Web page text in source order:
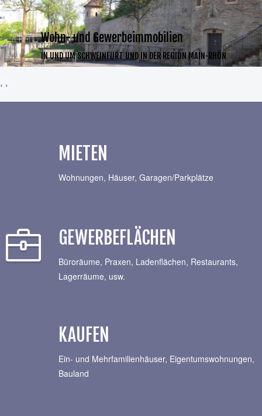
Wohn- und Gewerbeimmobilien
IN UND UM SCHWEINFURT UND IN DER REGION MAIN-RHÖN
‹ ›
MIETEN
Wohnungen, Häuser, Garagen/Parkplätze
GEWERBEFLÄCHEN
Büroräume, Praxen, Ladenflächen, Restaurants,
Lagerräume, usw.
KAUFEN
Ein- und Mehrfamilienhäuser, Eigentumswohnungen,
Bauland